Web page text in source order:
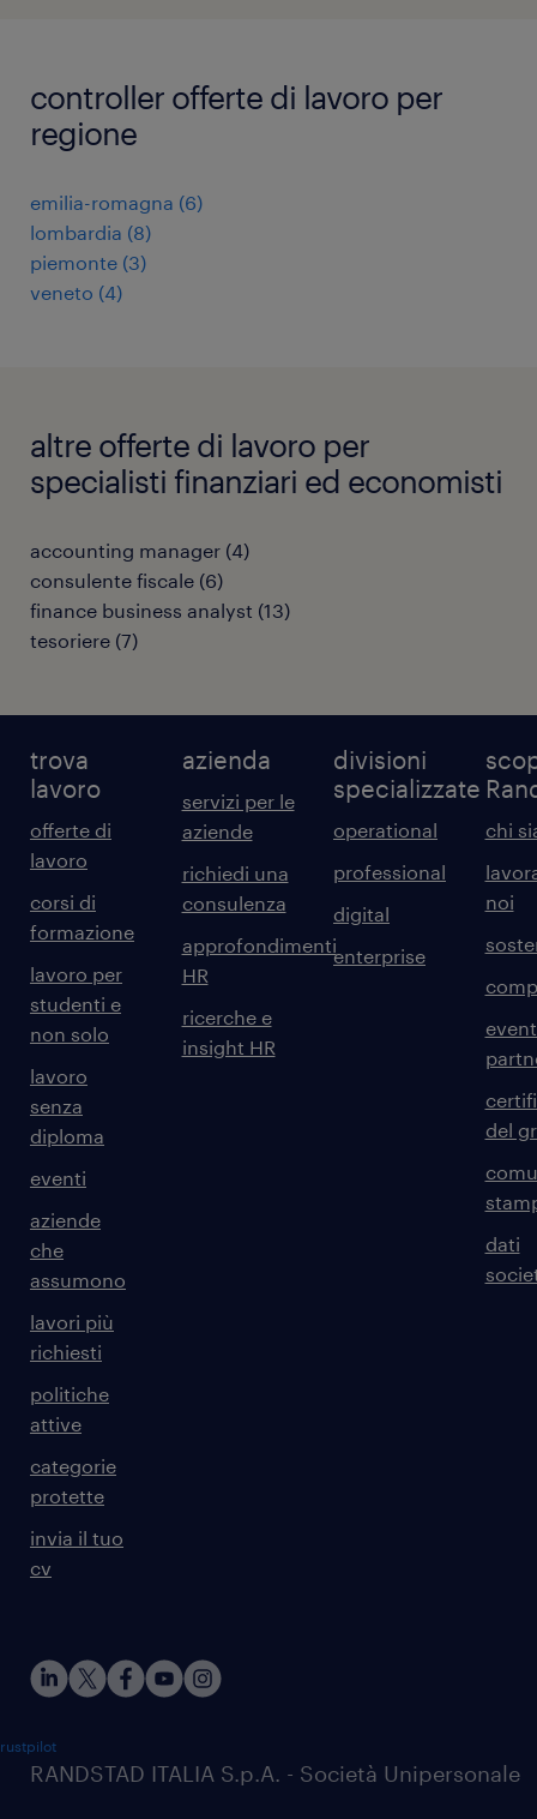
controller offerte di lavoro per
regione
emilia-romagna (6)
lombardia (8)
piemonte (3)
veneto (4)
altre offerte di lavoro per
specialisti finanziari ed economisti
accounting manager (4)
consulente fiscale (6)
finance business analyst (13)
tesoriere (7)
trova
lavoro
offerte di
lavoro
corsi di
formazione
lavoro per
studenti e
non solo
lavoro
senza
diploma
eventi
aziende
che
assumono
lavori più
richiesti
politiche
attive
categorie
protette
invia il tuo
cv
azienda
servizi per le
aziende
richiedi una
consulenza
approfondimenti
HR
ricerche e
insight HR
divisioni
specializzate
operational
professional
digital
enterprise
chi
noi
del
dati
RANDSTAD ITALIA S.p.A. - Società Unipersonale